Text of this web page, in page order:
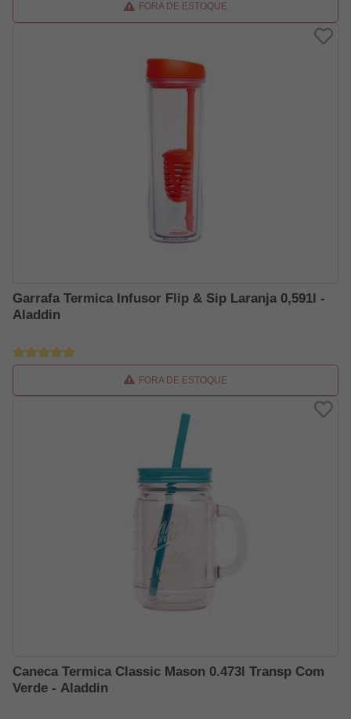
FORA DE ESTOQUE
Garrafa Termica Infusor Flip & Sip Laranja 0,591l -
Aladdin
FORA DE ESTOQUE
Caneca Termica Classic Mason 0.473l Transp Com
Verde - Aladdin